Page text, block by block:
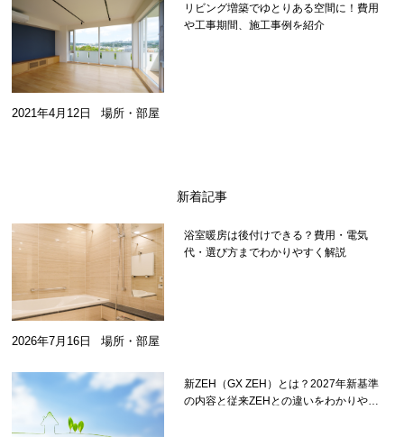
リビング増築でゆとりある空間に！費用
や工事期間、施工事例を紹介
2021年4月12日 場所・部屋
新着記事
浴室暖房は後付けできる？費用・電気
代・選び方までわかりやすく解説
2026年7月16日 場所・部屋
新ZEH（GX ZEH）とは？2027年新基準
の内容と従来ZEHとの違いをわかりやす